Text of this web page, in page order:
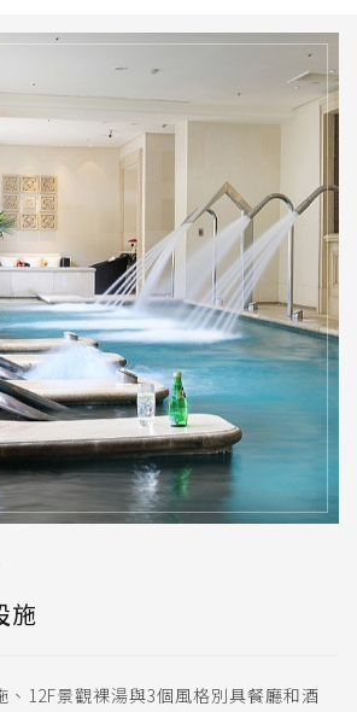
施
、12F景觀裸湯與3個風格別具餐廳和酒